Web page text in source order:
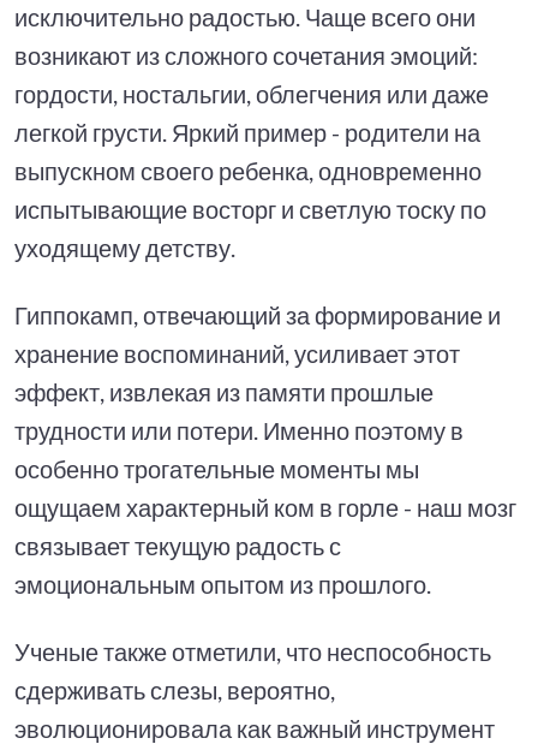
исключительно радостью. Чаще всего они
возникают из сложного сочетания эмоций:
гордости, ностальгии, облегчения или даже
легкой грусти. Яркий пример - родители на
выпускном своего ребенка, одновременно
испытывающие восторг и светлую тоску по
уходящему детству.
Гиппокамп, отвечающий за формирование и
хранение воспоминаний, усиливает этот
эффект, извлекая из памяти прошлые
трудности или потери. Именно поэтому в
особенно трогательные моменты мы
ощущаем характерный ком в горле - наш мозг
связывает текущую радость с
эмоциональным опытом из прошлого.
Ученые также отметили, что неспособность
сдерживать слезы, вероятно,
эволюционировала как важный инструмент